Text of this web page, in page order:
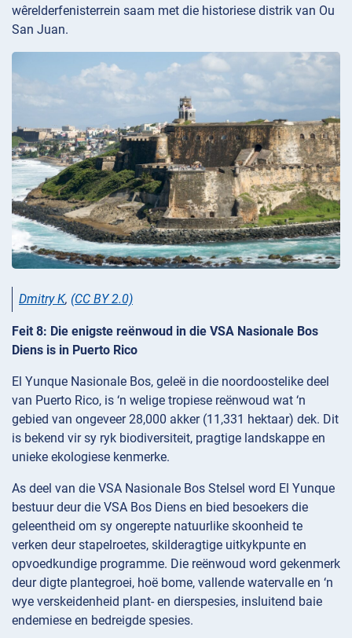
wêrelderfenisterrein saam met die historiese distrik van Ou
San Juan.
Dmitry K, (CC BY 2.0)
Feit 8: Die enigste reënwoud in die VSA Nasionale Bos
Diens is in Puerto Rico
El Yunque Nasionale Bos, geleë in die noordoostelike deel
van Puerto Rico, is ‘n welige tropiese reënwoud wat ‘n
gebied van ongeveer 28,000 akker (11,331 hektaar) dek. Dit
is bekend vir sy ryk biodiversiteit, pragtige landskappe en
unieke ekologiese kenmerke.
As deel van die VSA Nasionale Bos Stelsel word El Yunque
bestuur deur die VSA Bos Diens en bied besoekers die
geleentheid om sy ongerepte natuurlike skoonheid te
verken deur stapelroetes, skilderagtige uitkykpunte en
opvoedkundige programme. Die reënwoud word gekenmerk
deur digte plantegroei, hoë bome, vallende watervalle en ‘n
wye verskeidenheid plant- en dierspesies, insluitend baie
endemiese en bedreigde spesies.